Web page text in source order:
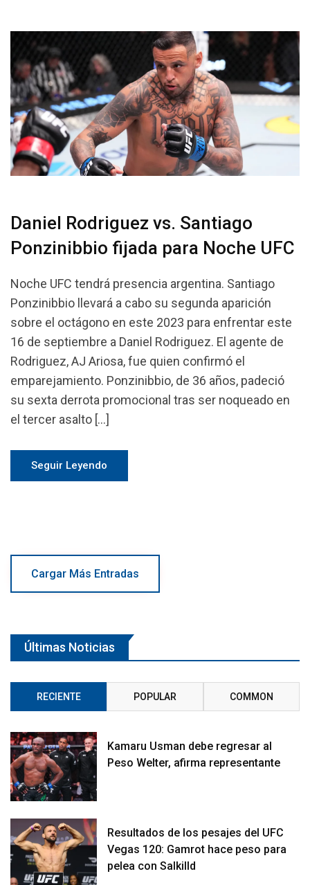
Daniel Rodriguez vs. Santiago
Ponzinibbio fijada para Noche UFC
Noche UFC tendrá presencia argentina. Santiago
Ponzinibbio llevará a cabo su segunda aparición
sobre el octágono en este 2023 para enfrentar este
16 de septiembre a Daniel Rodriguez. El agente de
Rodriguez, AJ Ariosa, fue quien confirmó el
emparejamiento. Ponzinibbio, de 36 años, padeció
su sexta derrota promocional tras ser noqueado en
el tercer asalto […]
Seguir Leyendo
Cargar Más Entradas
Últimas Noticias
RECIENTE POPULAR COMMON
Kamaru Usman debe regresar al
Peso Welter, afirma representante
Resultados de los pesajes del UFC
Vegas 120: Gamrot hace peso para
pelea con Salkilld